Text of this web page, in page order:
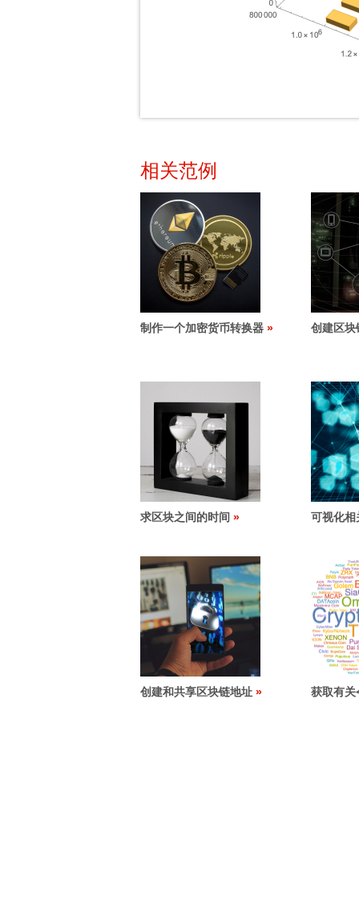
相关范例
制作一个加密货币转换器 创建区块
求区块之间的时间 可视化相
创建和共享区块链地址 获取有关